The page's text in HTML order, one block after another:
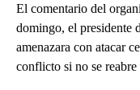
El comentario del
domingo, el presidente
amenazara con atacar
conflicto si no se